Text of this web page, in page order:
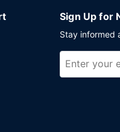
Sign Up for
Stay informed